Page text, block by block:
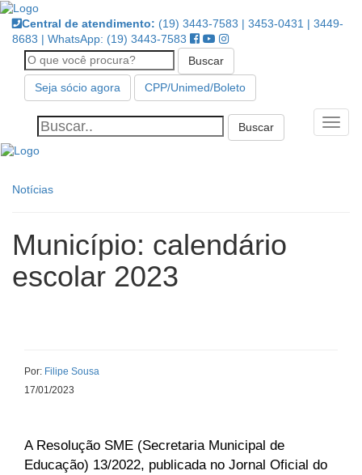
Pular
para
o
conteúdo
Central de atendimento: (19) 3443-7583 | 3453-0431 | 3449-
8683 | WhatsApp: (19) 3443-7583
Buscar
Seja sócio agora CPP/Unimed/Boleto
Notícias
Município: calendário
escolar 2023
Por: Filipe Sousa
17/01/2023
A Resolução SME (Secretaria Municipal de
Educação) 13/2022, publicada no Jornal Oficial do